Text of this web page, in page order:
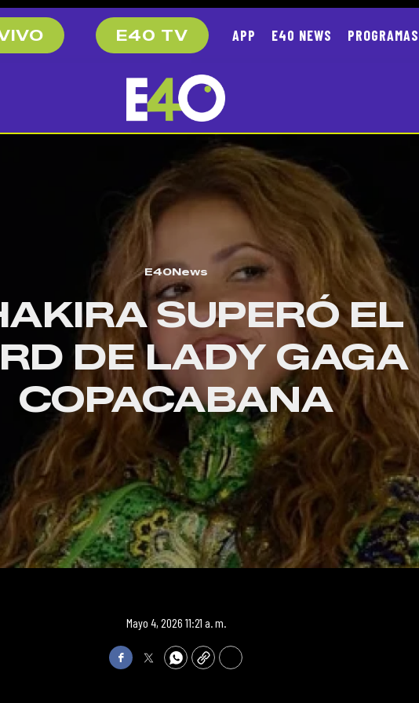
E40 TV APP E40 NEWS PROGRAMAS
E40News
SUPERÓ EL
DE LADY GAGA
COPACABANA
Mayo 4, 2026 11:21 a. m.
FacebookTwitterWhatsApp
Copy Print